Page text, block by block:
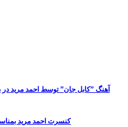
آهنگ ”کابل جان” توسط احمد مرید در
کنسرت احمد مرید